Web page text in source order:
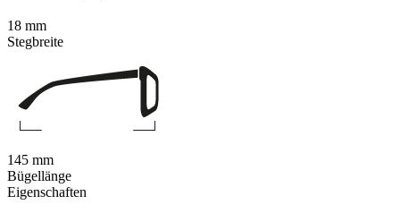
Eigenschaften
18 mm
Stegbreite
145 mm
Bügellänge